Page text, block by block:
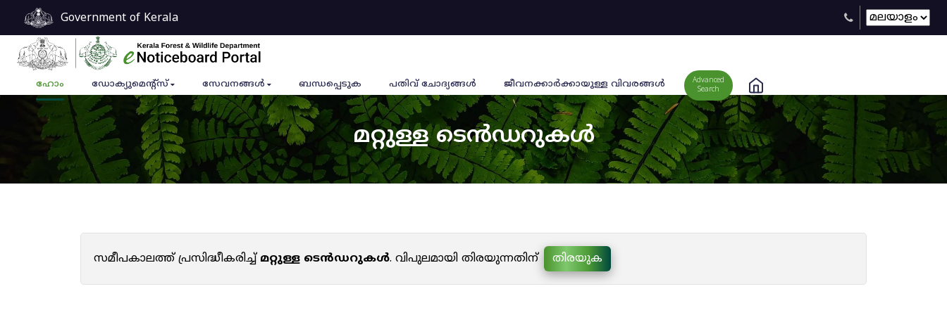
Government of Kerala
ഹോം ഡോക്യുമെൻ്റ്സ് സേവനങ്ങൾ ബന്ധപ്പെടുക പതിവ് ചോദ്യങ്ങൾ ജീവനക്കാര്‍ക്കായുള്ള വിവരങ്ങള്‍
Advanced
Search
മറ്റുള്ള ടെൻഡറുകൾ
സമീപകാലത്ത് പ്രസിദ്ധീകരിച്ച്മറ്റുള്ള ടെൻഡറുകൾ. വിപുലമായി തിരയുന്നതിന് തിരയുക